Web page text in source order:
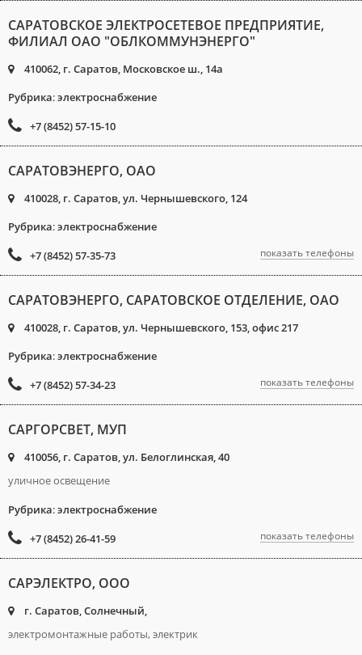
САРАТОВСКОЕ ЭЛЕКТРОСЕТЕВОЕ ПРЕДПРИЯТИЕ,
ФИЛИАЛ ОАО "ОБЛКОММУНЭНЕРГО"
410062, г. Саратов, Московское ш., 14а
Рубрика:электроснабжение
+7 (8452) 57-15-10
САРАТОВЭНЕРГО, ОАО
410028, г. Саратов, ул. Чернышевского, 124
Рубрика:электроснабжение
+7 (8452) 57-35-73
показать телефоны
САРАТОВЭНЕРГО, САРАТОВСКОЕ ОТДЕЛЕНИЕ, ОАО
410028, г. Саратов, ул. Чернышевского, 153, офис 217
Рубрика:электроснабжение
+7 (8452) 57-34-23
показать телефоны
САРГОРСВЕТ, МУП
410056, г. Саратов, ул. Белоглинская, 40
уличное освещение
Рубрика:электроснабжение
+7 (8452) 26-41-59
показать телефоны
САРЭЛЕКТРО, ООО
г. Саратов, Солнечный,
электромонтажные работы, электрик